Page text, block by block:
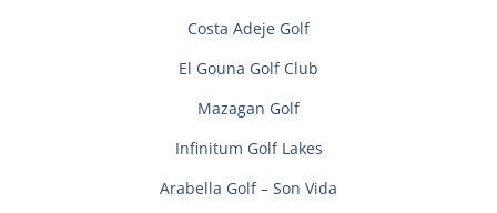
Costa Adeje Golf
El Gouna Golf Club
Mazagan Golf
Infinitum Golf Lakes
Arabella Golf – Son Vida